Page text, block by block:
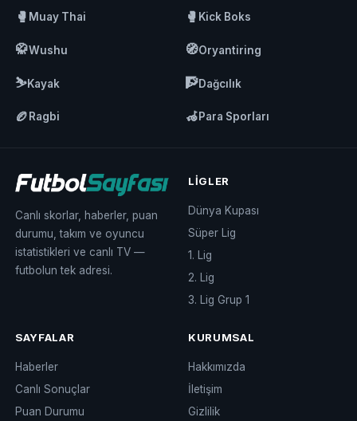
🥊 Muay Thai 🥊 Kick Boks
🥋Wushu 🧭Oryantiring
⛷️Kayak 🧗Dağcılık
🏉 Ragbi 🦽Para Sporları
Canlı skorlar, haberler, puan
durumu, takım ve oyuncu
istatistikleri ve canlı TV —
futbolun tek adresi.
LIGLER
Dünya Kupası
Süper Lig
1. Lig
2. Lig
3. Lig Grup 1
SAYFALAR
Haberler
Canlı Sonuçlar
Puan Durumu
KURUMSAL
Hakkımızda
İletişim
Gizlilik